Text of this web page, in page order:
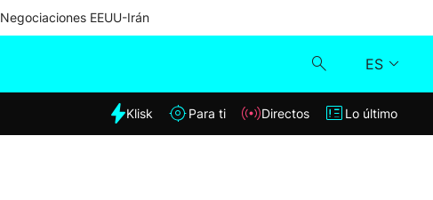
Negociaciones EEUU-Irán
ES
Klisk
Klisk Para ti Directos Lo último